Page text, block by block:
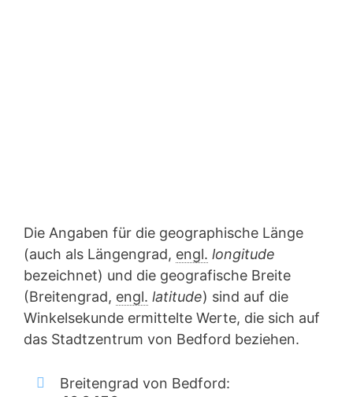
Die Angaben für die geographische Länge
(auch als Längengrad, engl. longitude
bezeichnet) und die geografische Breite
(Breitengrad, engl. latitude) sind auf die
Winkelsekunde ermittelte Werte, die sich auf
das Stadtzentrum von Bedford beziehen.
Breitengrad von Bedford: